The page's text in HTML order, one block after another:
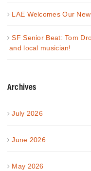
LAE Welcomes Our
SF Senior Beat: Tom
and local musician!
Archives
July 2026
June 2026
May 2026